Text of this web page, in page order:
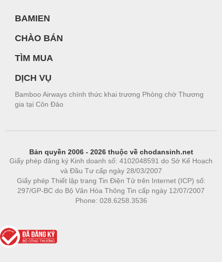
BAMIEN
CHÀO BÁN
TÌM MUA
DỊCH VỤ
Bamboo Airways chính thức khai trương Phòng chờ Thương
gia tại Côn Đảo
Bản quyền 2006 - 2026 thuộc về chodansinh.net
Giấy phép đăng ký Kinh doanh số: 4102048591 do Sở Kế Hoạch
và Đầu Tư cấp ngày 28/03/2007
Giấy phép Thiết lập trang Tin Điện Tử trên Internet (ICP) số:
297/GP-BC do Bộ Văn Hóa Thông Tin cấp ngày 12/07/2007
Phone: 028.6258.3536